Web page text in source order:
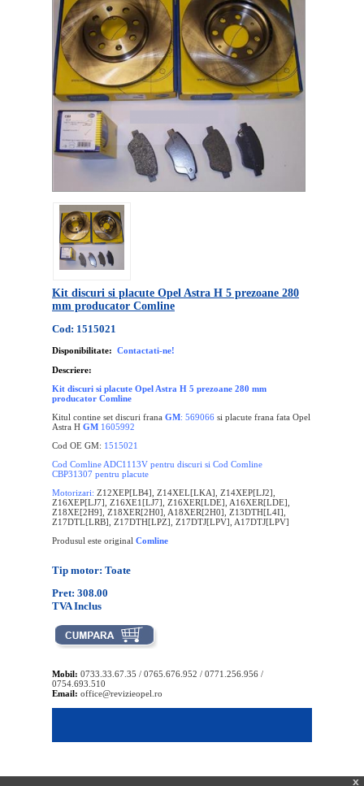
Kit discuri si placute Opel Astra H 5 prezoane 280
mm producator Comline
Cod: 1515021
Disponibilitate: Contactati-ne!
Descriere:
Kit discuri si placute Opel Astra H 5 prezoane 280 mm
producator Comline
Kitul contine set discuri frana GM: 569066 si placute frana fata Opel
Astra H GM 1605992
Cod OE GM: 1515021
Cod Comline ADC1113V pentru discuri si Cod Comline
CBP31307 pentru placute
Motorizari: Z12XEP[LB4], Z14XEL[LKA], Z14XEP[LJ2],
Z16XEP[LJ7], Z16XE1[LJ7], Z16XER[LDE], A16XER[LDE],
Z18XE[2H9], Z18XER[2H0], A18XER[2H0], Z13DTH[L4I],
Z17DTL[LRB], Z17DTH[LPZ], Z17DTJ[LPV], A17DTJ[LPV]
Produsul este original Comline
Tip motor: Toate
Pret: 308.00
TVA Inclus
Mobil: 0733.33.67.35 / 0765.676.952 / 0771.256.956 /
0754.693.510
Email: office@revizieopel.ro
x